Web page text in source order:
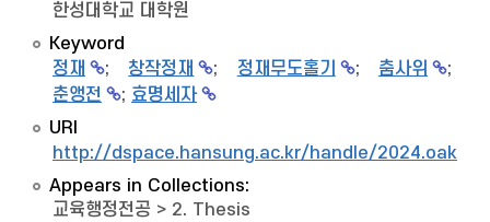
한성대학교 대학원
Keyword
정재
; 창작정재 ; 정재무도홀기 ; 춤사위
;
춘앵전
; 효명세자
URI
http://dspace.hansung.ac.kr/handle/2024.oak/
Appears in Collections:
교육행정전공 > 2. Thesis